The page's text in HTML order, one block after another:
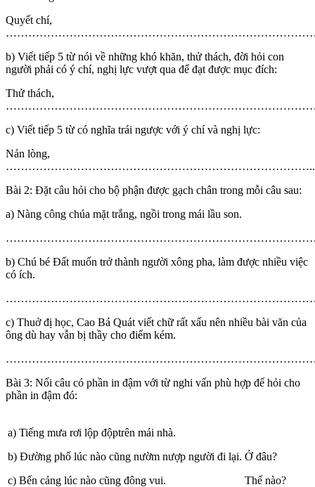
Quyết chí,
b) Viết tiếp 5 từ nói về những khó khăn, thử thách, đời hỏi con
người phải có ý chí, nghị lực vượt qua để đạt được mục đích:
Thử thách,
c) Viết tiếp 5 từ có nghĩa trái ngược với ý chí và nghị lực:
Nản lòng,
Bài 2: Đặt câu hỏi cho bộ phận được gạch chân trong mỗi câu sau:
a) Nàng công chúa mặt trắng, ngồi trong mái lầu son.
b) Chú bé Đất muốn trở thành người xông pha, làm được nhiều việc
có ích.
c) Thuở đị học, Cao Bá Quát viết chữ rất xấu nên nhiều bài văn của
ông dù hay vẫn bị thầy cho điểm kém.
Bài 3: Nối câu có phần in đậm với từ nghi vấn phù hợp để hỏi cho
phần in đậm đó:
a) Tiếng mưa rơi lộp độptrên mái nhà.
b) Đường phố lúc nào cũng nườm nượp người đi lại.
c) Bến cảng lúc nào cũng đông vui.
Ở đâu?
Thế nào?